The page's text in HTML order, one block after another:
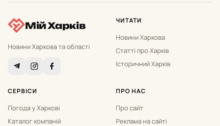
Мій Харків
Новини Харкова та області
ЧИТАТИ
Новини Харкова
Статті про Харків
Історичний Харків
СЕРВІСИ
Погода у Харкові
Каталог компаній
ПРО НАС
Про сайт
Реклама на сайті